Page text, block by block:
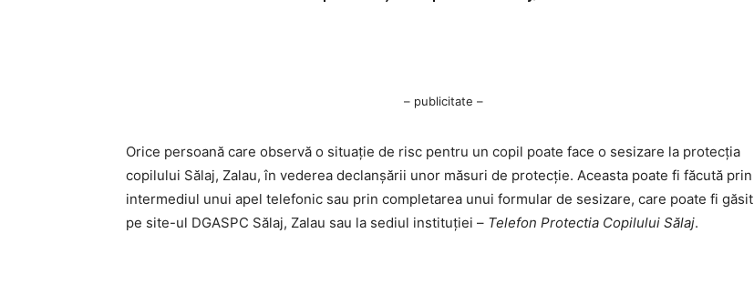
– publicitate –
Orice persoană care observă o situație de risc pentru un copil poate face o sesizare la protecția
copilului Sălaj, Zalau, în vederea declanșării unor măsuri de protecție. Aceasta poate fi făcută prin
intermediul unui apel telefonic sau prin completarea unui formular de sesizare, care poate fi găsit
pe site-ul DGASPC Sălaj, Zalau sau la sediul instituției – Telefon Protectia Copilului Sălaj.